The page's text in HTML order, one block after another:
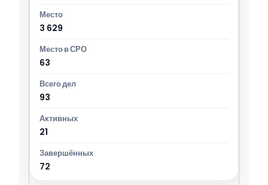
3 629
63
93
21
72